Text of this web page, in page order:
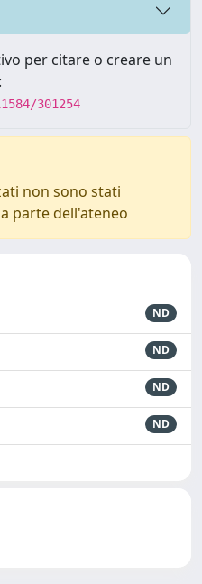
per citare o creare un
301254
non sono stati
parte dell'ateneo
ND
ND
ND
ND